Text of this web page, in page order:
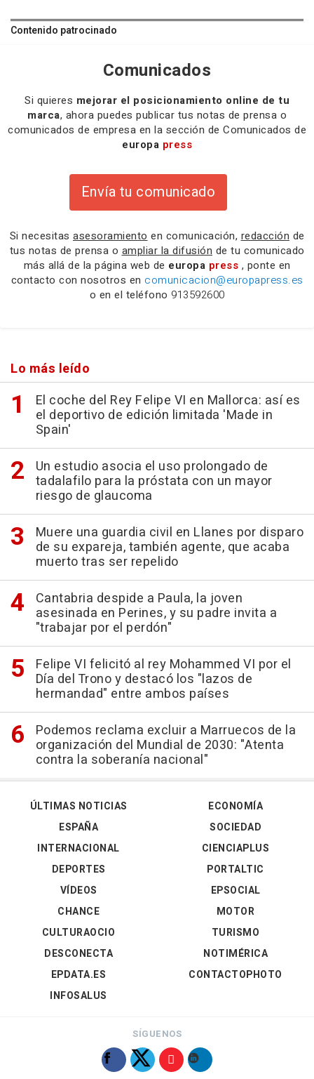
Contenido patrocinado
Comunicados
Si quieres mejorar el posicionamiento online de tu
marca, ahora puedes publicar tus notas de prensa o
comunicados de empresa en la sección de Comunicados de
europa press
Envía tu comunicado
Si necesitas asesoramiento en comunicación, redacción de
tus notas de prensa o ampliar la difusión de tu comunicado
más allá de la página web de europa press , ponte en
contacto con nosotros en comunicacion@europapress.es
o en el teléfono 913592600
Lo más leído
El coche del Rey Felipe VI en Mallorca: así es
el deportivo de edición limitada 'Made in
Spain'
Un estudio asocia el uso prolongado de
tadalafilo para la próstata con un mayor
riesgo de glaucoma
Muere una guardia civil en Llanes por disparo
de su expareja, también agente, que acaba
muerto tras ser repelido
Cantabria despide a Paula, la joven
asesinada en Perines, y su padre invita a
"trabajar por el perdón"
Felipe VI felicitó al rey Mohammed VI por el
Día del Trono y destacó los "lazos de
hermandad" entre ambos países
Podemos reclama excluir a Marruecos de la
organización del Mundial de 2030: "Atenta
contra la soberanía nacional"
ÚLTIMAS NOTICIAS
ESPAÑA
INTERNACIONAL
DEPORTES
VÍDEOS
ECONOMÍA
SOCIEDAD
CIENCIAPLUS
PORTALTIC
EPSOCIAL
CHANCE
CULTURAOCIO
DESCONECTA
EPDATA.ES
INFOSALUS
MOTOR
TURISMO
NOTIMÉRICA
CONTACTOPHOTO
SÍGUENOS